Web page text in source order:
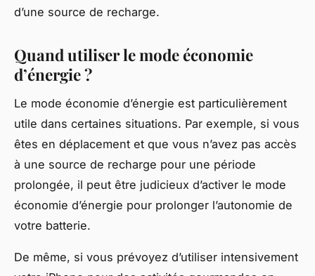
d’une source de recharge.
Quand utiliser le mode économie
d’énergie ?
Le mode économie d’énergie est particulièrement
utile dans certaines situations. Par exemple, si vous
êtes en déplacement et que vous n’avez pas accès
à une source de recharge pour une période
prolongée, il peut être judicieux d’activer le mode
économie d’énergie pour prolonger l’autonomie de
votre batterie.
De même, si vous prévoyez d’utiliser intensivement